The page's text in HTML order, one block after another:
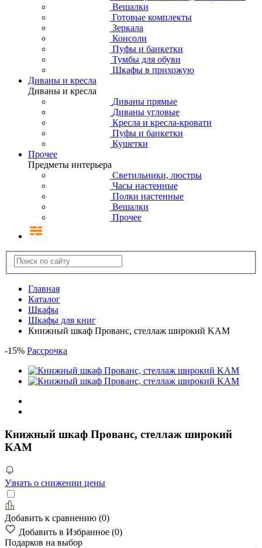
Вешалки
Готовые комплекты
Зеркала
Консоли
Пуфы и банкетки
Тумбы для обуви
Шкафы в прихожую
Диваны и кресла
Диваны и кресла
Диваны прямые
Диваны угловые
Кресла и кресла-кровати
Пуфы и банкетки
Кушетки
Прочее
Предметы интерьера
Светильники, люстры
Часы настенные
Полки настенные
Вешалки
Прочее
Главная
Каталог
Шкафы
Шкафы для книг
Книжный шкаф Прованс, стеллаж широкий KAM
-15% Рассрочка
Книжный шкаф Прованс, стеллаж широкий
KAM
Узнать о снижении цены
Добавить к сравнению (0)
Добавить в Избранное (0)
Подарков на выбор